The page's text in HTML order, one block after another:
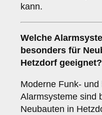
kann.
Welche
besonders für
Hetzdorf geeignet?
Moderne Funk-
Alarmsysteme sind
Neubauten in